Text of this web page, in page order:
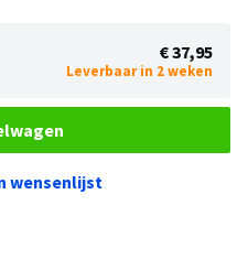
€ 37,95
Leverbaar in 2 weken
wensenlijst